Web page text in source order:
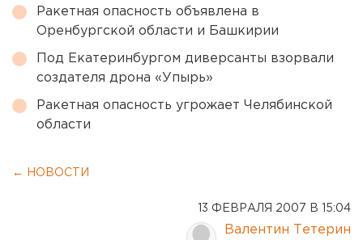
Ракетная опасность объявлена в
Оренбургской области и Башкирии
Под Екатеринбургом диверсанты взорвали
создателя дрона «Упырь»
Ракетная опасность угрожает Челябинской
области
← НОВОСТИ
13 ФЕВРАЛЯ 2007 В 15:04
Валентин Тетерин